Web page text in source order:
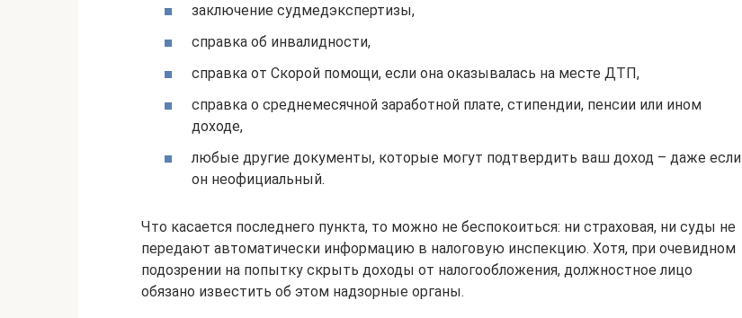
заключение судмедэкспертизы,
справка об инвалидности,
справка от Скорой помощи, если она оказывалась на месте ДТП,
справка о среднемесячной заработной плате, стипендии, пенсии или ином
доходе,
любые другие документы, которые могут подтвердить ваш доход – даже если
он неофициальный.
Что касается последнего пункта, то можно не беспокоиться: ни страховая, ни суды не
передают автоматически информацию в налоговую инспекцию. Хотя, при очевидном
подозрении на попытку скрыть доходы от налогообложения, должностное лицо
обязано известить об этом надзорные органы.